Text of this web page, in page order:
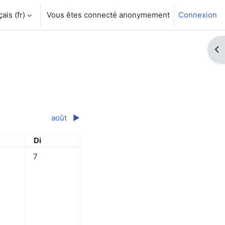
‎(fr)‎ Vous êtes connecté anonymement Connexion
août ▶︎
Dimanche
Di
5 juilletsamedi 6 juillet
Aucun événement, dimanche 7 juillet
7